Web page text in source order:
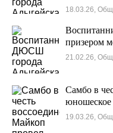
18.03.26,
призером
21.02.26,
Самбо в
юношеское
19.03.26,